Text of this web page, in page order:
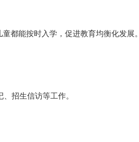
都能按时入学，促进教育均衡化发展。
招生信访等工作。